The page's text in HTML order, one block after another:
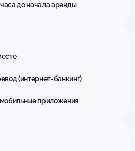
до начала аренды
(интернет-банкинг)
приложения